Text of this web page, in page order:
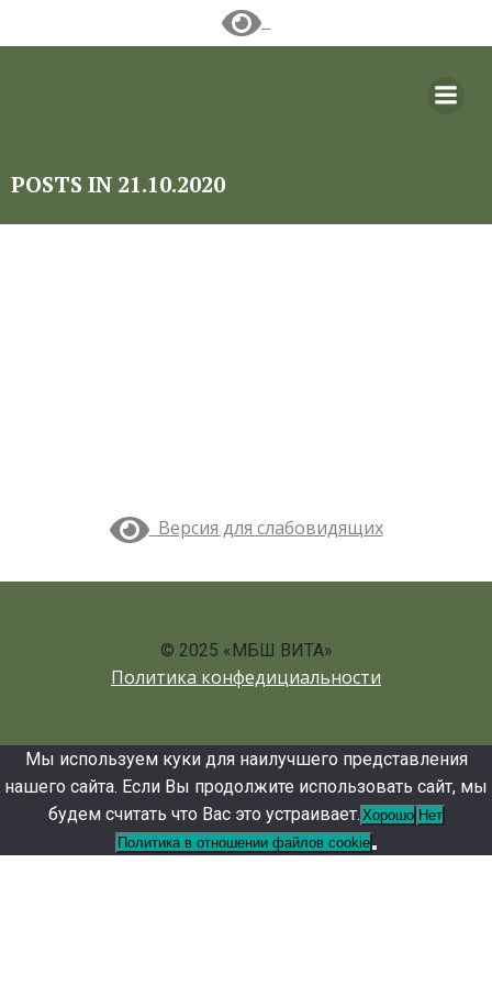
POSTS IN 21.10.2020
Версия для слабовидящих
© 2025 «МБШ ВИТА»
Политика конфедициальности
Мы используем куки для наилучшего представления
нашего сайта. Если Вы продолжите использовать сайт, мы
будем считать что Вас это устраивает. Хорошо Нет
Политика в отношении файлов cookie